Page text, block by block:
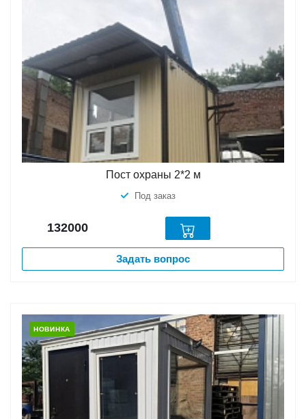
Пост охраны 2*2 м
Под заказ
132000
Задать вопрос
НОВИНКА